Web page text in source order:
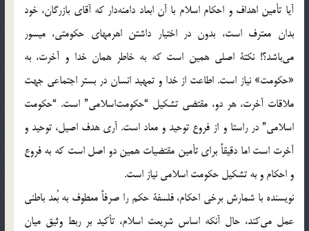
آیا تأمین‌ اهداف‌ و احکام‌ اسلام‌ با آن‌ ابعاد دامنه‌دار که‌ آقای‌ بازرگان، خود
بدان‌ معترف‌ است، بدون‌ در اختیار داشتن‌ اهرمهای‌ حکومتی، میسور
می‌باشد؟! نکتة‌ اصلی‌ همین‌ است‌ که‌ به‌ خاطر همان‌ خدا و آخرت، به‌
«حکومت» نیاز است. اطاعت‌ از خدا و تمهید انسان‌ در بستر اجتماعی‌ جهت‌
ملاقات‌ آخرت، هر دو، مقتضی‌ تشکیل‌ “حکومت‌اسلامی” است. “حکومت‌
اسلامی” در راستا و از فروع‌ توحید و معاد است. آری‌ هدف‌ اصیل، توحید و
آخرت‌ است‌ اما دقیقاً‌ برای‌ تأمین‌ مقتضیات‌ همین‌ دو اصل‌ است‌ که‌ به‌ فروع‌
و احکام‌ و به‌ تشکیل‌ حکومت‌ اسلامی‌ نیاز است.
نویسنده‌ با شمارش‌ برخی‌ احکام، فلسفة‌ حکم‌ را صرفاً‌ معطوف‌ به‌ بُعد باطنی‌
عمل‌ می‌کند، حال‌ آنکه‌ اساس‌ شریعت‌ اسلام، تأکید بر ربط‌ وثیق‌ میان‌